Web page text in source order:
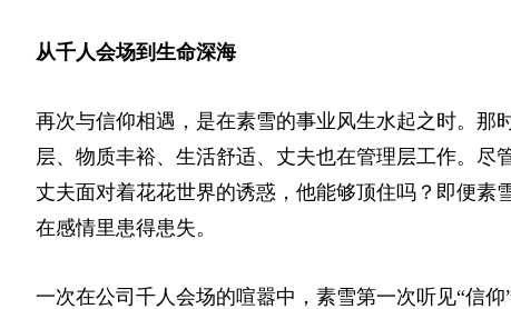
从千人会场到生命深海
再次与信仰相遇，是在素雪的事业风生水起之时。
层、物质丰裕、生活舒适、丈夫也在管理层工作。尽
丈夫面对着花花世界的诱惑，他能够顶住吗？即便素
在感情里患得患失。
一次在公司千人会场的喧嚣中，素雪第一次听见“信